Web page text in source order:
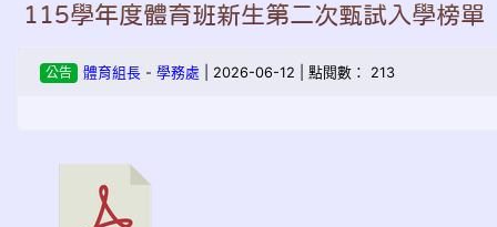
115學年度體育班新生第二次甄試入學榜單
公告 體育組長- 學務處 | 2026-06-12 | 點閱數： 213